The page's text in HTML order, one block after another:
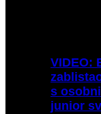
VIDEO:
s
junior